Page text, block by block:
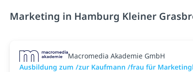
Marketing in Hamburg Kleiner
Macromedia Akademie GmbH
Ausbildung zum /zur Kaufmann /frau für